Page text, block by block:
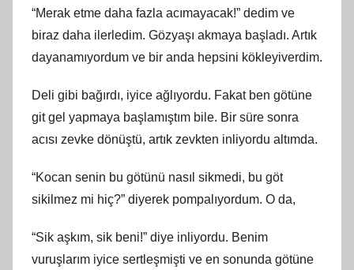
“Merak etme daha fazla acımayacak!” dedim ve
biraz daha ilerledim. Gözyaşı akmaya başladı. Artık
dayanamıyordum ve bir anda hepsini kökleyiverdim.
Deli gibi bağırdı, iyice ağlıyordu. Fakat ben götüne
git gel yapmaya başlamıştım bile. Bir süre sonra
acısı zevke dönüştü, artık zevkten inliyordu altımda.
“Kocan senin bu götünü nasıl sikmedi, bu göt
sikilmez mi hiç?” diyerek pompalıyordum. O da,
“Sik aşkım, sik beni!” diye inliyordu. Benim
vuruşlarım iyice sertleşmişti ve en sonunda götüne